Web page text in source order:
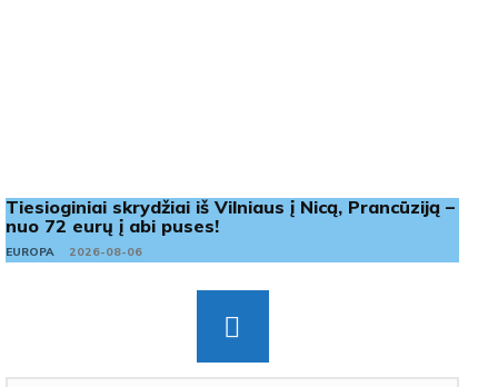
Tiesioginiai skrydžiai iš Vilniaus į Nicą, Prancūziją –
nuo 72 eurų į abi puses!
EUROPA 2026-08-06